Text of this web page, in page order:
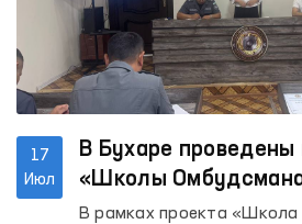
17
Июл
В Бухаре проведены
«Школы
сотрудников
В рамках проекта